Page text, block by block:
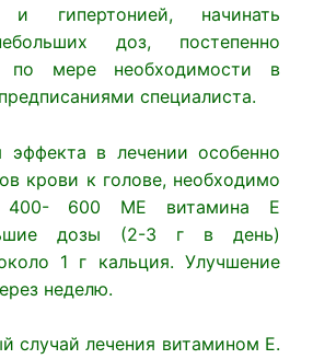
и гипертонией, начинать
доз, постепенно
по мере необходимости в
специалиста.
эффекта в лечении особенно
крови к голове, необходимо
400- 600 ME витамина Е
дозы (2-3 г в день)
1 г кальция. Улучшение
неделю.
случай лечения витамином Е.